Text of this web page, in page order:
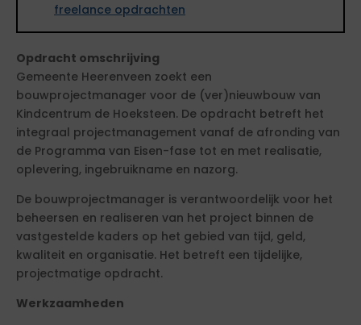
freelance opdrachten
Opdracht omschrijving
Gemeente Heerenveen zoekt een
bouwprojectmanager voor de (ver)nieuwbouw van
Kindcentrum de Hoeksteen. De opdracht betreft het
integraal projectmanagement vanaf de afronding van
de Programma van Eisen-fase tot en met realisatie,
oplevering, ingebruikname en nazorg.
De bouwprojectmanager is verantwoordelijk voor het
beheersen en realiseren van het project binnen de
vastgestelde kaders op het gebied van tijd, geld,
kwaliteit en organisatie. Het betreft een tijdelijke,
projectmatige opdracht.
Werkzaamheden